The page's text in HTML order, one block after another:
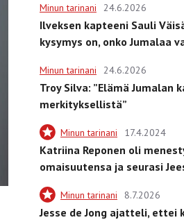
Minun tarinani 24.6.2026
Ilveksen kapteeni Sauli
kysymys on, onko Jumalaa
Minun tarinani 24.6.2026
Troy Silva: ”Elämä Jumalan
merkityksellistä”
Minun tarinani 17.4.2024
Katriina Reponen oli
omaisuutensa ja seurasi
Minun tarinani 8.7.2026
Jesse de Jong ajatteli, ettei